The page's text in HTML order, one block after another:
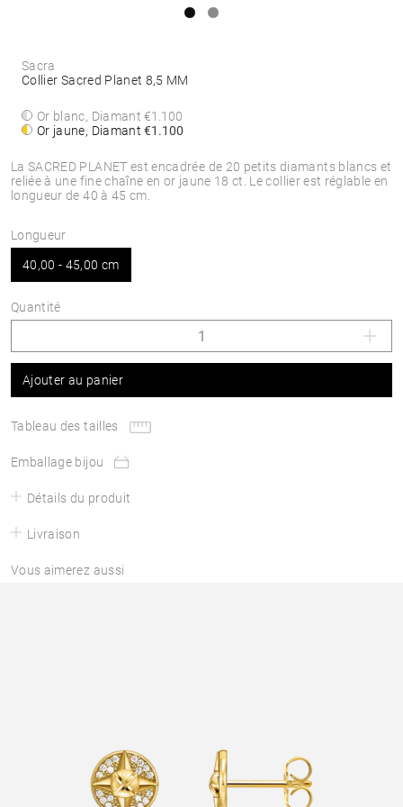
La SACRED PLANET est encadrée de 20 petits diamants blancs et
reliée à une fine chaîne en or jaune 18 ct. Le collier est réglable en
longueur de 40 à 45 cm.
Sacra
Collier Sacred Planet 8,5 MM
Or blanc, Diamant€1.100
Or jaune, Diamant€1.100
Longueur
40,00 - 45,00 cm
Quantité
Ajouter au panier
Tableau des tailles
Emballage bijou
Détails du produit
Livraison
Vous aimerez aussi